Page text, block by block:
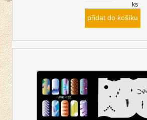
ks
přidat do košíku